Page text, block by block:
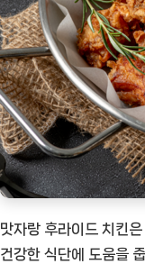
맛자랑 후라이드 치킨
건강한 식단에 도움을